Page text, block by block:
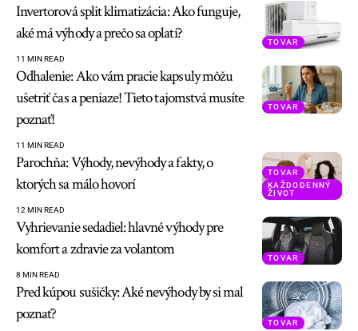
TOVAR
Invertorová split klimatizácia: Ako funguje,
aké má výhody a prečo sa oplatí?
11 MIN READ
TOVAR
Odhalenie: Ako vám pracie kapsuly môžu
ušetriť čas a peniaze! Tieto tajomstvá musíte
poznať!
11 MIN READ
TOVAR
KAŽDODENNÝ
ŽIVOT
Parochňa: Výhody, nevýhody a fakty, o
ktorých sa málo hovorí
12 MIN READ
TOVAR
Vyhrievanie sedadiel: hlavné výhody pre
komfort a zdravie za volantom
8 MIN READ
TOVAR
Pred kúpou sušičky: Aké nevýhody by si mal
poznať?